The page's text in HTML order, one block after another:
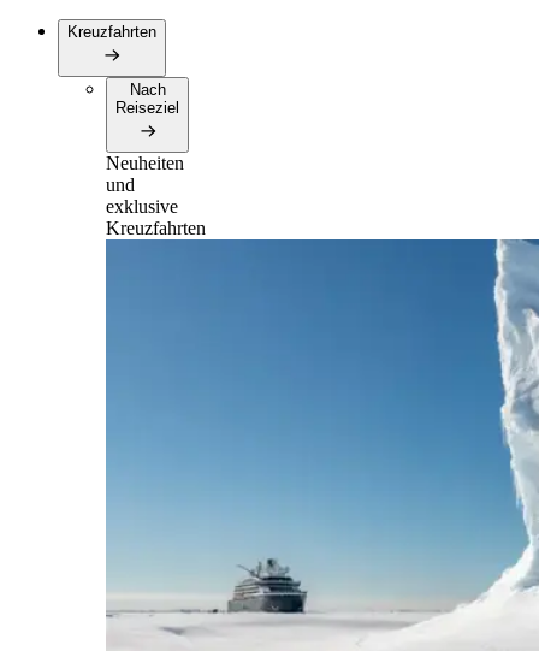
Kreuzfahrten
Nach
Reiseziel
Neuheiten
und
exklusive
Kreuzfahrten